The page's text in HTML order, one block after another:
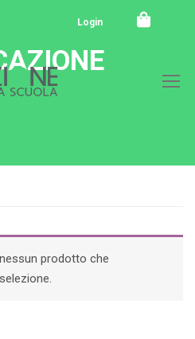
Login
prodotto che